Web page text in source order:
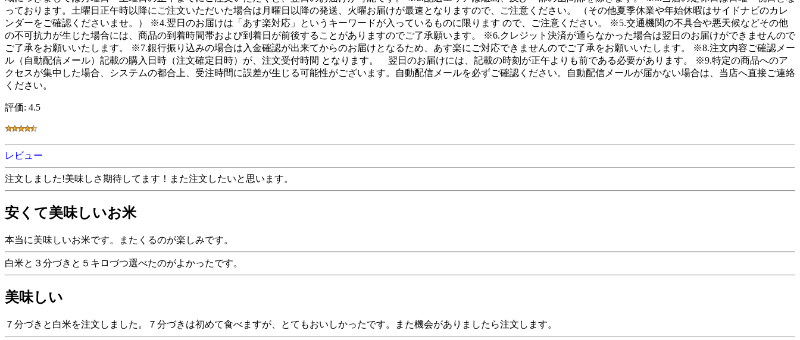
っております。土曜日正午時以降にご注文いただいた場合は月曜日以降の発送、火曜お届けが最速となりますので、ご注意ください。 （その他夏季休業や年始休暇はサイドナビのカレ
ンダーをご確認くださいませ。） ※4.翌日のお届けは「あす楽対応」というキーワードが入っているものに限ります ので、ご注意ください。 ※5.交通機関の不具合や悪天候などその他
の不可抗力が生じた場合には、商品の到着時間帯および到着日が前後することがありますのでご了承願います。 ※6.クレジット決済が通らなかった場合は翌日のお届けができませんので
ご了承をお願いいたします。 ※7.銀行振り込みの場合は入金確認が出来てからのお届けとなるため、あす楽にご対応できませんのでご了承をお願いいたします。 ※8.注文内容ご確認メー
ル（自動配信メール）記載の購入日時（注文確定日時）が、注文受付時間 となります。 翌日のお届けには、記載の時刻が正午よりも前である必要があります。 ※9.特定の商品へのア
クセスが集中した場合、システムの都合上、受注時間に誤差が生じる可能性がございます。自動配信メールを必ずご確認ください。自動配信メールが届かない場合は、当店へ直接ご連絡
ください。
評価: 4.5
レビュー
注文しました!美味しさ期待してます！また注文したいと思います。
安くて美味しいお米
本当に美味しいお米です。またくるのが楽しみです。
白米と３分づきと５キロづつ選べたのがよかったです。
美味しい
７分づきと白米を注文しました。７分づきは初めて食べますが、とてもおいしかったです。また機会がありましたら注文します。